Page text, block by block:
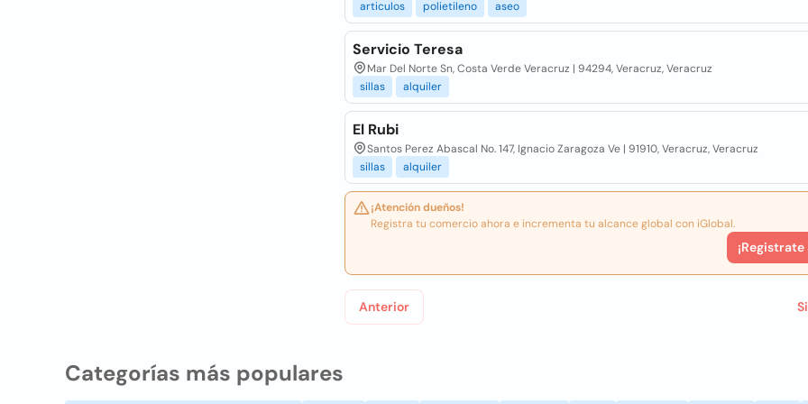
articulos
polietileno aseo
Servicio Teresa
Mar Del Norte Sn, Costa Verde Veracruz | 94294, Veracruz, Veracruz
sillas
alquiler
El Rubi
Santos Perez Abascal No. 147, Ignacio Zaragoza Ve | 91910, Veracruz, Veracruz
sillas
alquiler
¡Atención dueños!
Registra tu comercio ahora e incrementa tu alcance global con iGlobal.
¡Registrate
Anterior
Categorías más populares